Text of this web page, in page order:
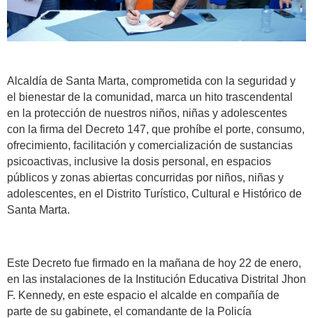
Alcaldía de Santa Marta, comprometida con la seguridad y
el bienestar de la comunidad, marca un hito trascendental
en la protección de nuestros niños, niñas y adolescentes
con la firma del Decreto 147, que prohíbe el porte, consumo,
ofrecimiento, facilitación y comercialización de sustancias
psicoactivas, inclusive la dosis personal, en espacios
públicos y zonas abiertas concurridas por niños, niñas y
adolescentes, en el Distrito Turístico, Cultural e Histórico de
Santa Marta.
Este Decreto fue firmado en la mañana de hoy 22 de enero,
en las instalaciones de la Institución Educativa Distrital Jhon
F. Kennedy, en este espacio el alcalde en compañía de
parte de su gabinete, el comandante de la Policía